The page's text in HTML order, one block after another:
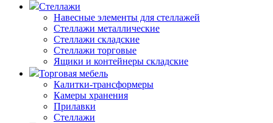
Стеллажи
Навесные элементы для стеллажей
Стеллажи металлические
Стеллажи складские
Стеллажи торговые
Ящики и контейнеры складские
Торговая мебель
Калитки-трансформеры
Камеры хранения
Прилавки
Стеллажи